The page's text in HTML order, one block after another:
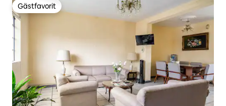
Gästfavorit
Gästfavorit